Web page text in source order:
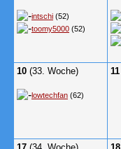
intschi (52)
toomy5000 (52)
10 (33. Woche)
lowtechfan (62)
11